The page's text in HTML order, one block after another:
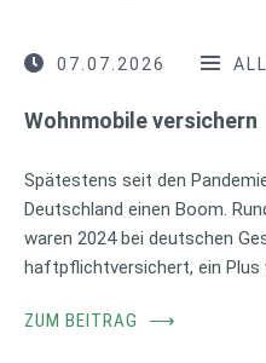
07.07.2026
Wohnmobile versichern
Spätestens seit den
Deutschland einen Boom.
waren 2024 bei deutschen
haftpflichtversichert, ein Plus
ZUM BEITRAG ⟶